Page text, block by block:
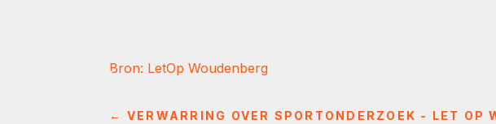
Bron: LetOp Woudenberg
← VERWARRING OVER SPORTONDERZOEK - LET OP